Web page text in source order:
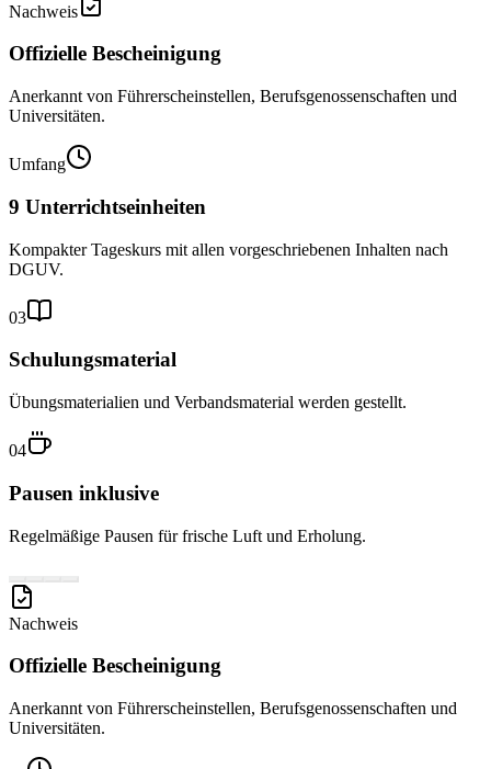
Nachweis
Offizielle Bescheinigung
Anerkannt von Führerscheinstellen, Berufsgenossenschaften und
Universitäten.
Umfang
9 Unterrichtseinheiten
Kompakter Tageskurs mit allen vorgeschriebenen Inhalten nach
DGUV.
03
Schulungsmaterial
Übungsmaterialien und Verbandsmaterial werden gestellt.
04
Pausen inklusive
Regelmäßige Pausen für frische Luft und Erholung.
Nachweis
Offizielle Bescheinigung
Anerkannt von Führerscheinstellen, Berufsgenossenschaften und
Universitäten.